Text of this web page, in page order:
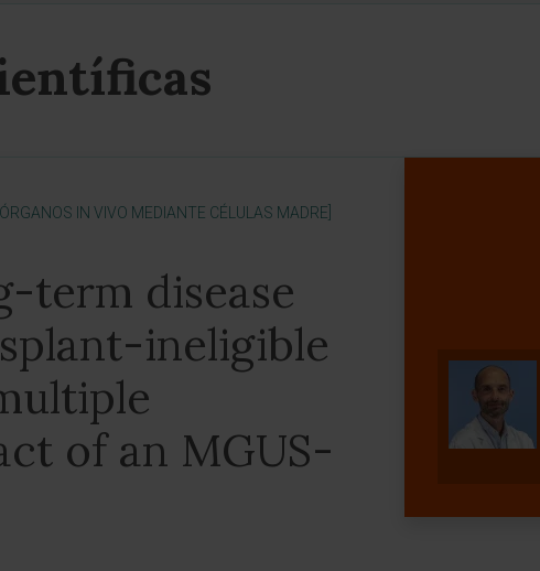
IN VIVO MEDIANTE CÉLULAS MADRE]
term disease
ineligible
of an MGUS-